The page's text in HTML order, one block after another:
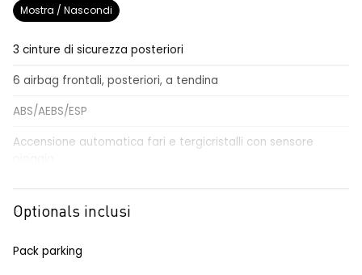
Mostra / Nascondi
3 cinture di sicurezza posteriori
6 airbag frontali, posteriori, a tendina
ABS/AEBS/ESP
Accensione automatica fari e tergicristalli con sensore
Airbag per il conducente e passeggero
Alzacristalli elettrici impulsionali anteriori e posteriori
Alzacristallo elettrico impulsionale anteriore lato conducente
Optionals inclusi
Pack parking